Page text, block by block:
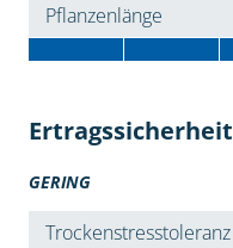
Pflanzenlänge
Ertragssicherheit
GERING
Trockenstresstoleranz